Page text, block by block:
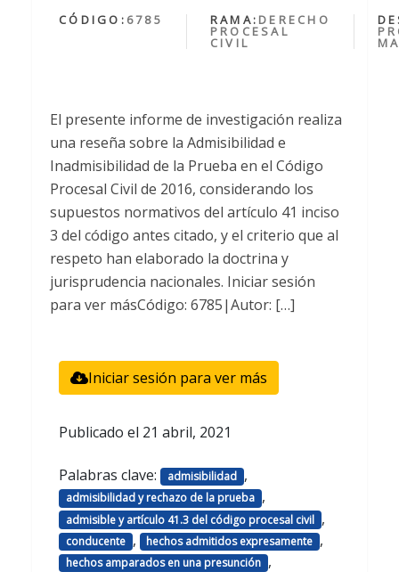
CÓDIGO: 6785 RAMA: DERECHO
PROCESAL
CIVIL
El presente informe de investigación realiza
una reseña sobre la Admisibilidad e
Inadmisibilidad de la Prueba en el Código
Procesal Civil de 2016, considerando los
supuestos normativos del artículo 41 inciso
3 del código antes citado, y el criterio que al
respeto han elaborado la doctrina y
jurisprudencia nacionales. Iniciar sesión
para ver másCódigo: 6785|Autor: […]
Iniciar sesión para ver más
Publicado el 21 abril, 2021
Palabras clave: admisibilidad ,
admisibilidad y rechazo de la prueba ,
admisible y artículo 41.3 del código procesal civil ,
conducente , hechos admitidos expresamente ,
hechos amparados en una presunción ,